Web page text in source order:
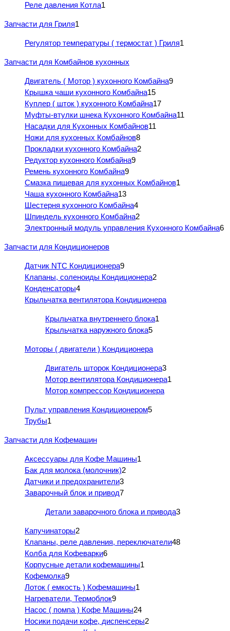
Реле давления Котла1
Запчасти для Гриля1
Регулятор температуры ( термостат ) Гриля1
Запчасти для Комбайнов кухонных
Двигатель ( Мотор ) кухонного Комбайна9
Крышка чаши кухонного Комбайна15
Куплер ( шток ) кухонного Комбайна17
Муфты-втулки шнека Кухонного Комбайна11
Насадки для Кухонных Комбайнов11
Ножи для кухонных Комбайнов8
Прокладки кухонного Комбайна2
Редуктор кухонного Комбайна9
Ремень кухонного Комбайна9
Смазка пищевая для кухонных Комбайнов1
Чаша кухонного Комбайна13
Шестерня кухонного Комбайна4
Шпиндель кухонного Комбайна2
Электронный модуль управления Кухонного Комбайна6
Запчасти для Кондиционеров
Датчик NTC Кондиционера9
Клапаны, соленоиды Кондиционера2
Конденсаторы4
Крыльчатка вентилятора Кондиционера
Крыльчатка внутреннего блока1
Крыльчатка наружного блока5
Моторы ( двигатели ) Кондиционера
Двигатель шторок Кондиционера3
Мотор вентилятора Кондиционера1
Мотор компрессор Кондиционера
Пульт управления Кондиционером5
Трубы1
Запчасти для Кофемашин
Аксессуары для Кофе Машины1
Бак для молока (молочник)2
Датчики и предохранители3
Заварочный блок и привод7
Детали заварочного блока и привода3
Капучинаторы2
Клапаны, реле давления, переключатели48
Колба для Кофеварки6
Корпусные детали кофемашины1
Кофемолка9
Лоток ( емкость ) Кофемашины1
Нагреватели, Термоблок9
Насос ( помпа ) Кофе Машины24
Носики подачи кофе, диспенсеры2